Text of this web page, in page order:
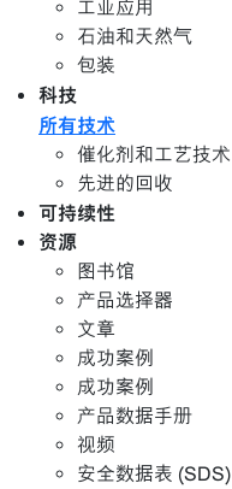
工业应用
石油和天然气
包装
科技
所有技术
催化剂和工艺技术
先进的回收
可持续性
资源
图书馆
产品选择器
文章
成功案例
成功案例
产品数据手册
视频
安全数据表 (SDS)